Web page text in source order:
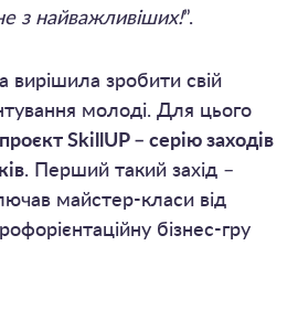
з найважливіших!”.
зробити свій
молоді. Для цього
SkillUP – серію заходів
. Перший такий захід –
майстер-класи від
бізнес-гру